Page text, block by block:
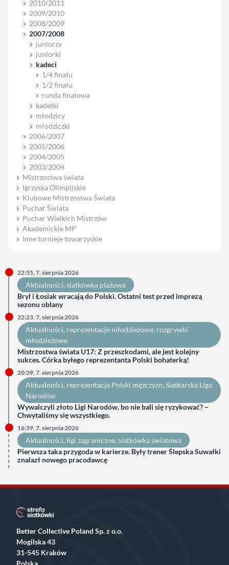
2010/2011
2009/2010
2008/2009
2007/2008
juniorzy
juniorki
kadeci
1/4 finału
1/2 finału
runda finałowa
kadetki
młodzicy
młodziczki
2006/2007
2005/2006
2004/2005
2003/2004
Mistrzostwa świata
Igrzyska Olimpijskie
Klubowe Mistrzostwa Świata
Puchar Świata
Puchar Wielkich Mistrzów
Akademickie MP
Inne turnieje towarzyskie
22:55, 7. sierpnia 2026
Aktualności, siatkówka plażowa
Bryl i Łosiak wracają do Polski. Ostatni test przed imprezą
sezonu oblany
22:23, 7. sierpnia 2026
Aktualności, reprezentacje młodzieżowe, rozgrywki
młodzieżowe
Mistrzostwa świata U17: Z przeszkodami, ale jest kolejny
sukces. Córka byłego reprezentanta Polski bohaterką!
20:39, 7. sierpnia 2026
Aktualności, reprezentacja Polski mężczyzn, Siatkarska Liga
Narodów
Wywalczyli złoto Ligi Narodów, bo nie bali się ryzykować? –
Chwytaliśmy się wszystkiego.
16:39, 7. sierpnia 2026
Aktualności, ligi zagraniczne, siatkówka światowa
Pierwsza taka przygoda w karierze. Były trener Ślepska Suwałki
znalazł nowego pracodawcę
Better Collective Poland Sp. z o.o.
Mogilska 43
31-545 Kraków
Polska